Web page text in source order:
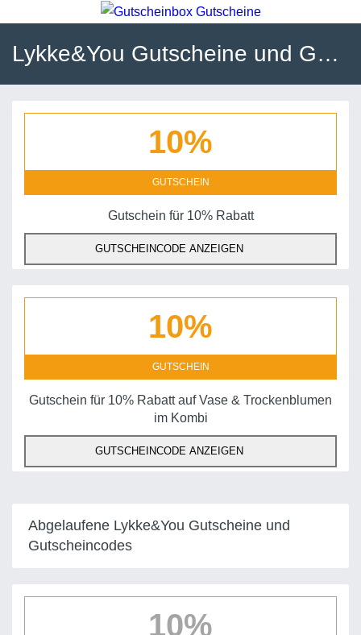
10%
GUTSCHEIN
Gutschein für 10% Rabatt
GUTSCHEINCODE ANZEIGEN
10%
GUTSCHEIN
Gutschein für 10% Rabatt auf Vase & Trockenblumen
im Kombi
GUTSCHEINCODE ANZEIGEN
Abgelaufene Lykke&You Gutscheine und
Gutscheincodes
10%